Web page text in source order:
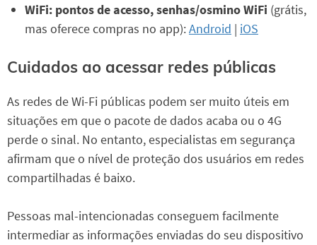
WiFi: pontos de acesso, senhas/osmino WiFi (grátis,
mas oferece compras no app):Android | iOS
Cuidados ao acessar redes públicas
As redes de Wi-Fi públicas podem ser muito úteis em
situações em que o pacote de dados acaba ou o 4G
perde o sinal. No entanto, especialistas em segurança
afirmam que o nível de proteção dos usuários em redes
compartilhadas é baixo.
Pessoas mal-intencionadas conseguem facilmente
intermediar as informações enviadas do seu dispositivo